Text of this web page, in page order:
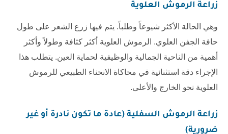
زراعة الرموش العلوية
وهي الحالة الأكثر شيوعاً وطلباً. يتم فيها زرع الشعر على طول
حافة الجفن العلوي. الرموش العلوية أكثر كثافة وطولاً وأكثر
أهمية من الناحية الجمالية والوظيفية لحماية العين. يتطلب هذا
الإجراء دقة استثنائية في محاكاة الانحناء الطبيعي للرموش
العلوية نحو الخارج والأعلى.
زراعة الرموش السفلية (عادة ما تكون نادرة أو غير
ضرورية)